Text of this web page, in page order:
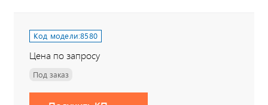
Код модели:8580
Цена по запросу
Под заказ